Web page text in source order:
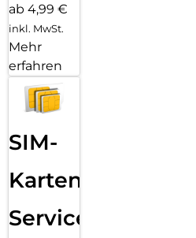
ab 4,99 €
inkl. MwSt.
Mehr
erfahren
SIM-
Karten
Service: